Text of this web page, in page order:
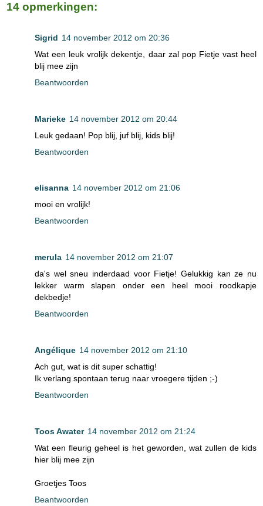
14 opmerkingen:
Sigrid 14 november 2012 om 20:36
Wat een leuk vrolijk dekentje, daar zal pop Fietje vast heel
blij mee zijn
Beantwoorden
Marieke 14 november 2012 om 20:44
Leuk gedaan! Pop blij, juf blij, kids blij!
Beantwoorden
elisanna 14 november 2012 om 21:06
mooi en vrolijk!
Beantwoorden
merula 14 november 2012 om 21:07
da's wel sneu inderdaad voor Fietje! Gelukkig kan ze nu
lekker warm slapen onder een heel mooi roodkapje
dekbedje!
Beantwoorden
Angélique 14 november 2012 om 21:10
Ach gut, wat is dit super schattig!
Ik verlang spontaan terug naar vroegere tijden ;-)
Beantwoorden
Toos Awater 14 november 2012 om 21:24
Wat een fleurig geheel is het geworden, wat zullen de kids
hier blij mee zijn
Groetjes Toos
Beantwoorden